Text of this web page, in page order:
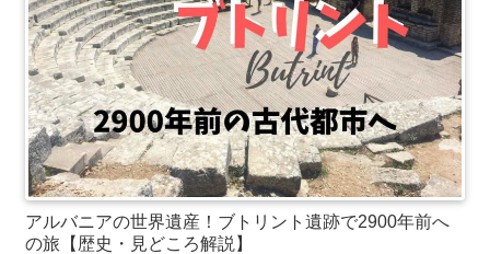
アルバニアの世界遺産！ブトリント遺跡で2900年前へ
の旅【歴史・見どころ解説】